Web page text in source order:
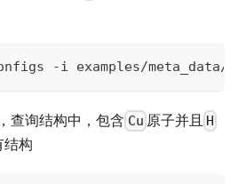
-i examples/meta_data/
查询结构中，包含 Cu 原子并且 H
结构